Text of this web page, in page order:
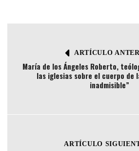
ARTÍCULO
María de los Ángeles Roberto,
las iglesias sobre el cuerpo de
inadmisible”
ARTÍCULO